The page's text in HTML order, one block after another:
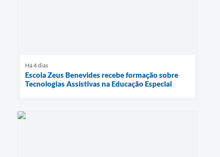
Há 4 dias
Escola Zeus Benevides recebe formação sobre
Tecnologias Assistivas na Educação Especial